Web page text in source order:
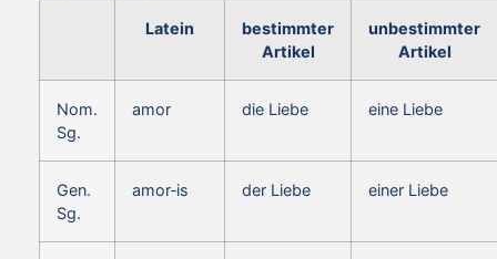
Latein
bestimmter
Artikel
unbestimmter
Artikel
Nom.
Sg.
amor die Liebe eine Liebe
Gen.
Sg.
amor‑is der Liebe einer Liebe